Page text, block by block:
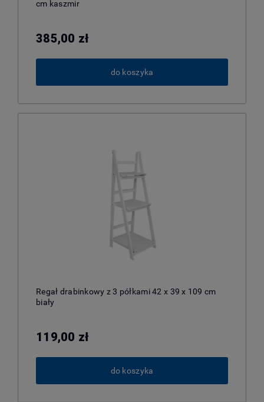
cm kaszmir
385,00 zł
do koszyka
Regał drabinkowy z 3 półkami 42 x 39 x 109 cm
biały
119,00 zł
do koszyka